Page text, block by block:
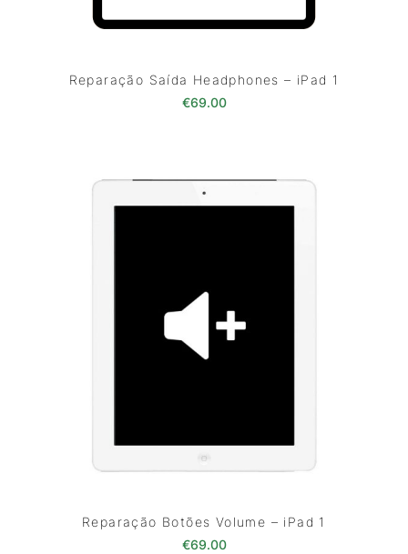
Reparação Saída Headphones – iPad 1
€69.00
Reparação Botões Volume – iPad 1
€69.00